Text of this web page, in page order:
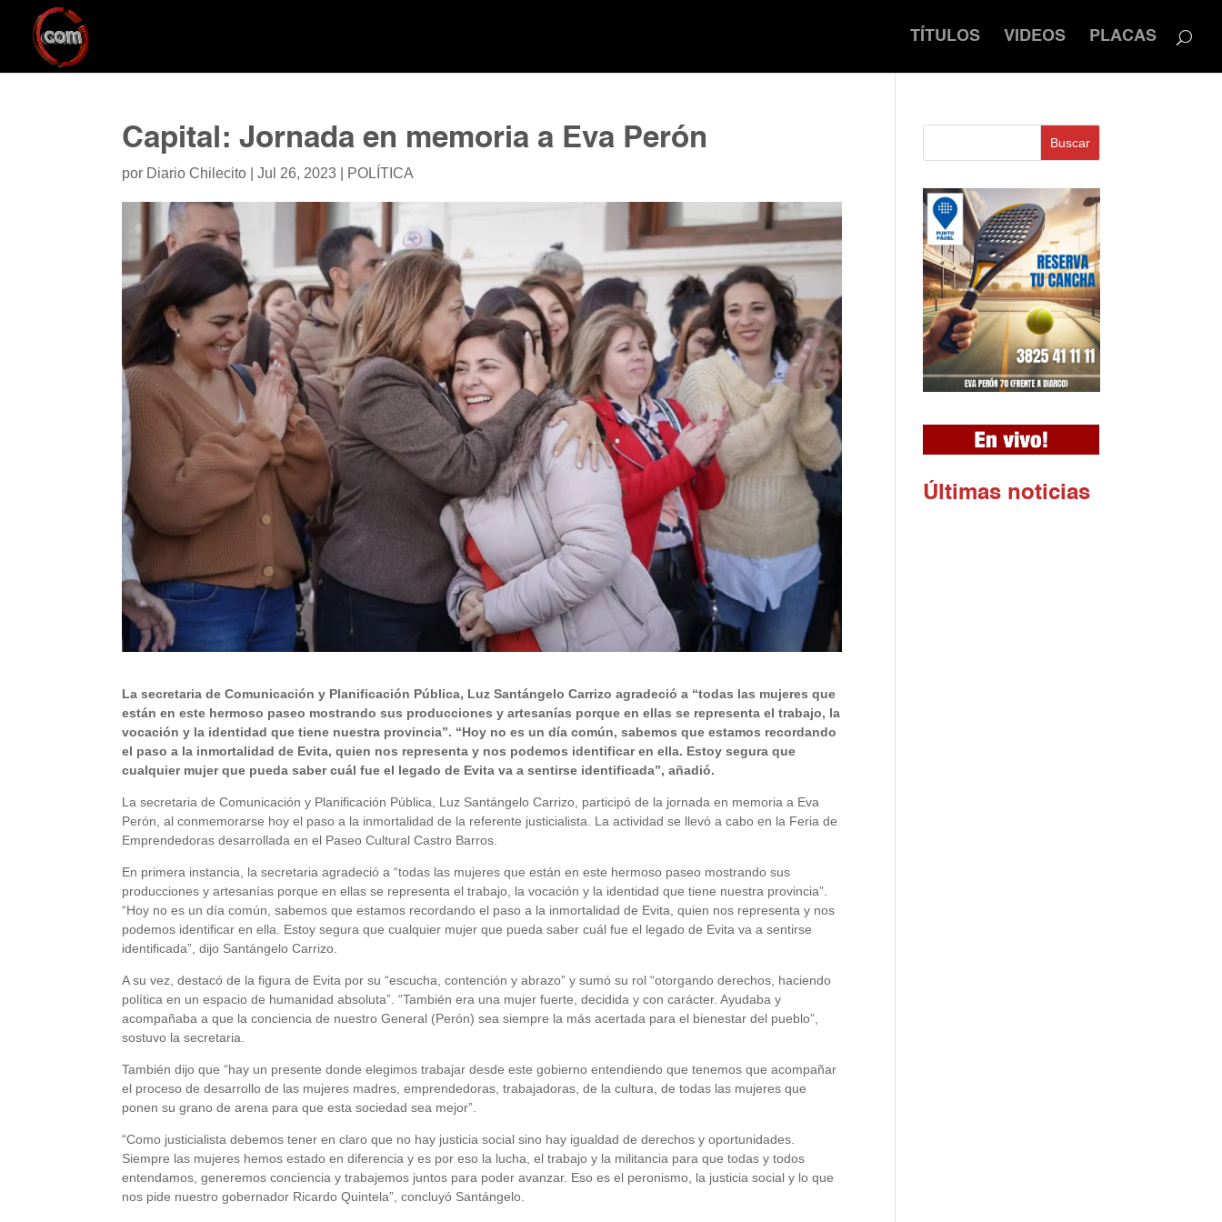
TÍTULOS VIDEOS PLACAS
Capital: Jornada en memoria a Eva Perón
por Diario Chilecito |Jul 26, 2023 POLÍTICA
La secretaria de Comunicación y Planificación Pública, Luz Santángelo Carrizo agradeció a “todas las mujeres que
están en este hermoso paseo mostrando sus producciones y artesanías porque en ellas se representa el trabajo, la
vocación y la identidad que tiene nuestra provincia”. “Hoy no es un día común, sabemos que estamos recordando
el paso a la inmortalidad de Evita, quien nos representa y nos podemos identificar en ella. Estoy segura que
cualquier mujer que pueda saber cuál fue el legado de Evita va a sentirse identificada”, añadió.
La secretaria de Comunicación y Planificación Pública, Luz Santángelo Carrizo, participó de la jornada en memoria a Eva
Perón, al conmemorarse hoy el paso a la inmortalidad de la referente justicialista. La actividad se llevó a cabo en la Feria de
Emprendedoras desarrollada en el Paseo Cultural Castro Barros.
En primera instancia, la secretaria agradeció a “todas las mujeres que están en este hermoso paseo mostrando sus
producciones y artesanías porque en ellas se representa el trabajo, la vocación y la identidad que tiene nuestra provincia”.
“Hoy no es un día común, sabemos que estamos recordando el paso a la inmortalidad de Evita, quien nos representa y nos
podemos identificar en ella. Estoy segura que cualquier mujer que pueda saber cuál fue el legado de Evita va a sentirse
identificada”, dijo Santángelo Carrizo.
A su vez, destacó de la figura de Evita por su “escucha, contención y abrazo” y sumó su rol “otorgando derechos, haciendo
política en un espacio de humanidad absoluta”. “También era una mujer fuerte, decidida y con carácter. Ayudaba y
acompañaba a que la conciencia de nuestro General (Perón) sea siempre la más acertada para el bienestar del pueblo”,
sostuvo la secretaria.
También dijo que “hay un presente donde elegimos trabajar desde este gobierno entendiendo que tenemos que acompañar
el proceso de desarrollo de las mujeres madres, emprendedoras, trabajadoras, de la cultura, de todas las mujeres que
ponen su grano de arena para que esta sociedad sea mejor”.
“Como justicialista debemos tener en claro que no hay justicia social sino hay igualdad de derechos y oportunidades.
Siempre las mujeres hemos estado en diferencia y es por eso la lucha, el trabajo y la militancia para que todas y todos
entendamos, generemos conciencia y trabajemos juntos para poder avanzar. Eso es el peronismo, la justicia social y lo que
nos pide nuestro gobernador Ricardo Quintela”, concluyó Santángelo.
Buscar
Ú ltimas noticias